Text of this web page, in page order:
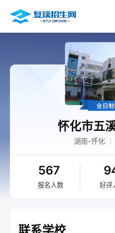
怀化市五
湖南-怀化
567
报名人数 好评